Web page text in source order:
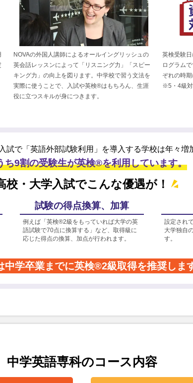
NOVAの外国人講師によるオールイングリッシュの
英会話レッスンによって「リスニング力」「スピー
キング力」の向上を図ります。中学校で習う文法を
実際に使うことで、入試や英検®はもちろん、生涯
役に立つスキルが身につきます。
英検受験
ログラム
ぞれの時
※5・4級
試で「英語外部試験利用」を導入する学校は年々増
ち9割の受験生が英検®を利用しています。
校・大学入試でこんな優遇が！
試験の得点換算、加算
例えば「英検®2級をもっていれば大学の英
語試験で70点に換算する」など、取得級に
応じた得点の換算、加点が行われます。
設定され
大学独自
す。
中学卒業までに英検®2級取得を推奨しま
中学英語専科のコース内容